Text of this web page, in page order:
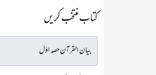
کتاب منتخب کریں